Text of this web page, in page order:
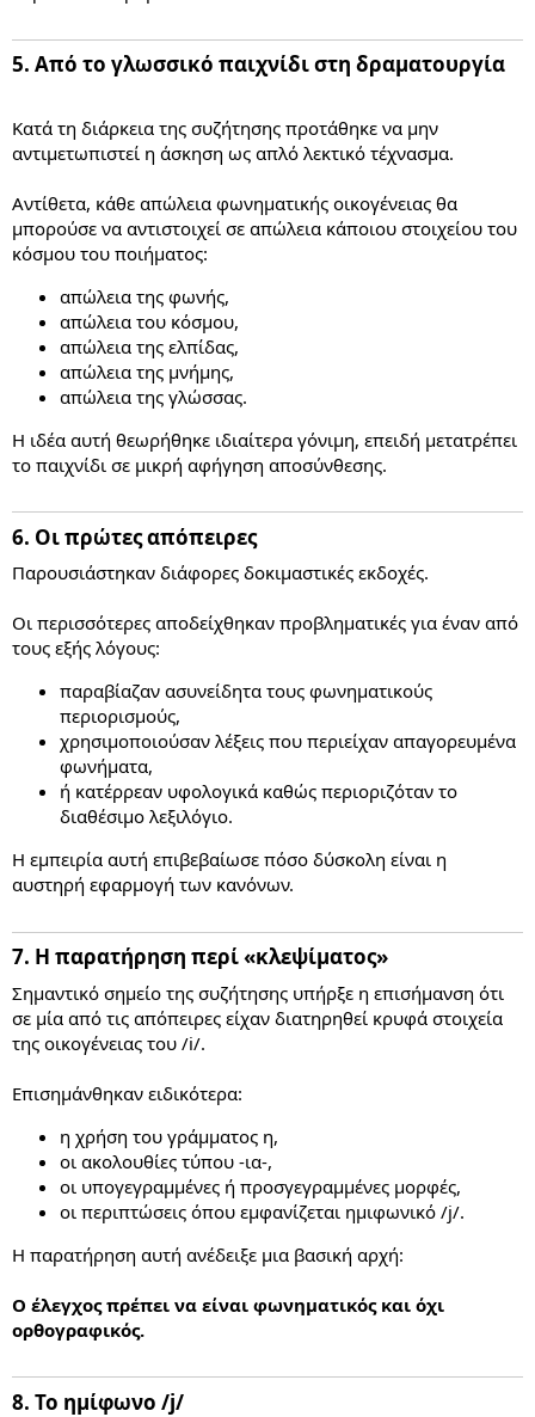
5. Από το γλωσσικό παιχνίδι στη δραματουργία​
Κατά τη διάρκεια της συζήτησης προτάθηκε να μην
αντιμετωπιστεί η άσκηση ως απλό λεκτικό τέχνασμα.
Αντίθετα, κάθε απώλεια φωνηματικής οικογένειας θα
μπορούσε να αντιστοιχεί σε απώλεια κάποιου στοιχείου του
κόσμου του ποιήματος:
απώλεια της φωνής,
απώλεια του κόσμου,
απώλεια της ελπίδας,
απώλεια της μνήμης,
απώλεια της γλώσσας.
Η ιδέα αυτή θεωρήθηκε ιδιαίτερα γόνιμη, επειδή μετατρέπει
το παιχνίδι σε μικρή αφήγηση αποσύνθεσης.
6. Οι πρώτες απόπειρες​
Παρουσιάστηκαν διάφορες δοκιμαστικές εκδοχές.
Οι περισσότερες αποδείχθηκαν προβληματικές για έναν από
τους εξής λόγους:
παραβίαζαν ασυνείδητα τους φωνηματικούς
περιορισμούς,
χρησιμοποιούσαν λέξεις που περιείχαν απαγορευμένα
φωνήματα,
ή κατέρρεαν υφολογικά καθώς περιοριζόταν το
διαθέσιμο λεξιλόγιο.
Η εμπειρία αυτή επιβεβαίωσε πόσο δύσκολη είναι η
αυστηρή εφαρμογή των κανόνων.
7. Η παρατήρηση περί «κλεψίματος»​
Σημαντικό σημείο της συζήτησης υπήρξε η επισήμανση ότι
σε μία από τις απόπειρες είχαν διατηρηθεί κρυφά στοιχεία
της οικογένειας του /i/.
Επισημάνθηκαν ειδικότερα:
η χρήση του γράμματος η,
οι ακολουθίες τύπου -ια-,
οι υπογεγραμμένες ή προσγεγραμμένες μορφές,
οι περιπτώσεις όπου εμφανίζεται ημιφωνικό /j/.
Η παρατήρηση αυτή ανέδειξε μια βασική αρχή:
Ο έλεγχος πρέπει να είναι φωνηματικός και όχι
ορθογραφικός.
8. Το ημίφωνο /j/​